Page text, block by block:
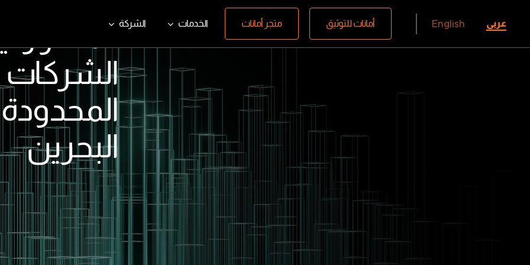
الشركة الخدمات متجر أمانات أمانات للتوثيق English عربي
الشركات
البحرين